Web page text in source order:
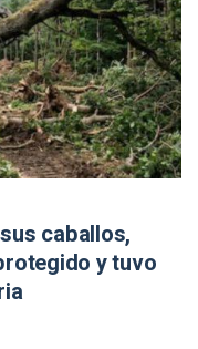
caballos,
y tuvo